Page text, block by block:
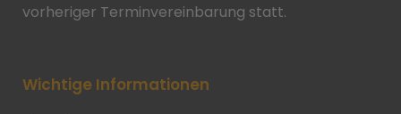
vorheriger Terminvereinbarung statt.
Wichtige Informationen